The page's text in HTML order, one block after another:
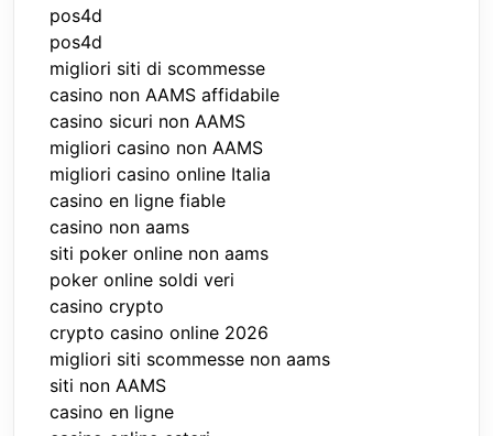
pos4d
pos4d
migliori siti di scommesse
casino non AAMS affidabile
casino sicuri non AAMS
migliori casino non AAMS
migliori casino online Italia
casino en ligne fiable
casino non aams
siti poker online non aams
poker online soldi veri
casino crypto
crypto casino online 2026
migliori siti scommesse non aams
siti non AAMS
casino en ligne